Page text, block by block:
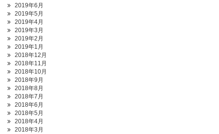
2019年6月
2019年5月
2019年4月
2019年3月
2019年2月
2019年1月
2018年12月
2018年11月
2018年10月
2018年9月
2018年8月
2018年7月
2018年6月
2018年5月
2018年4月
2018年3月